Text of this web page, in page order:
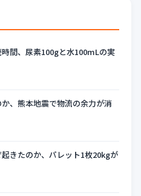
間、尿素100gと水100mLの実
、熊本地震で物流の余力が消
きたのか、パレット1枚20kgが